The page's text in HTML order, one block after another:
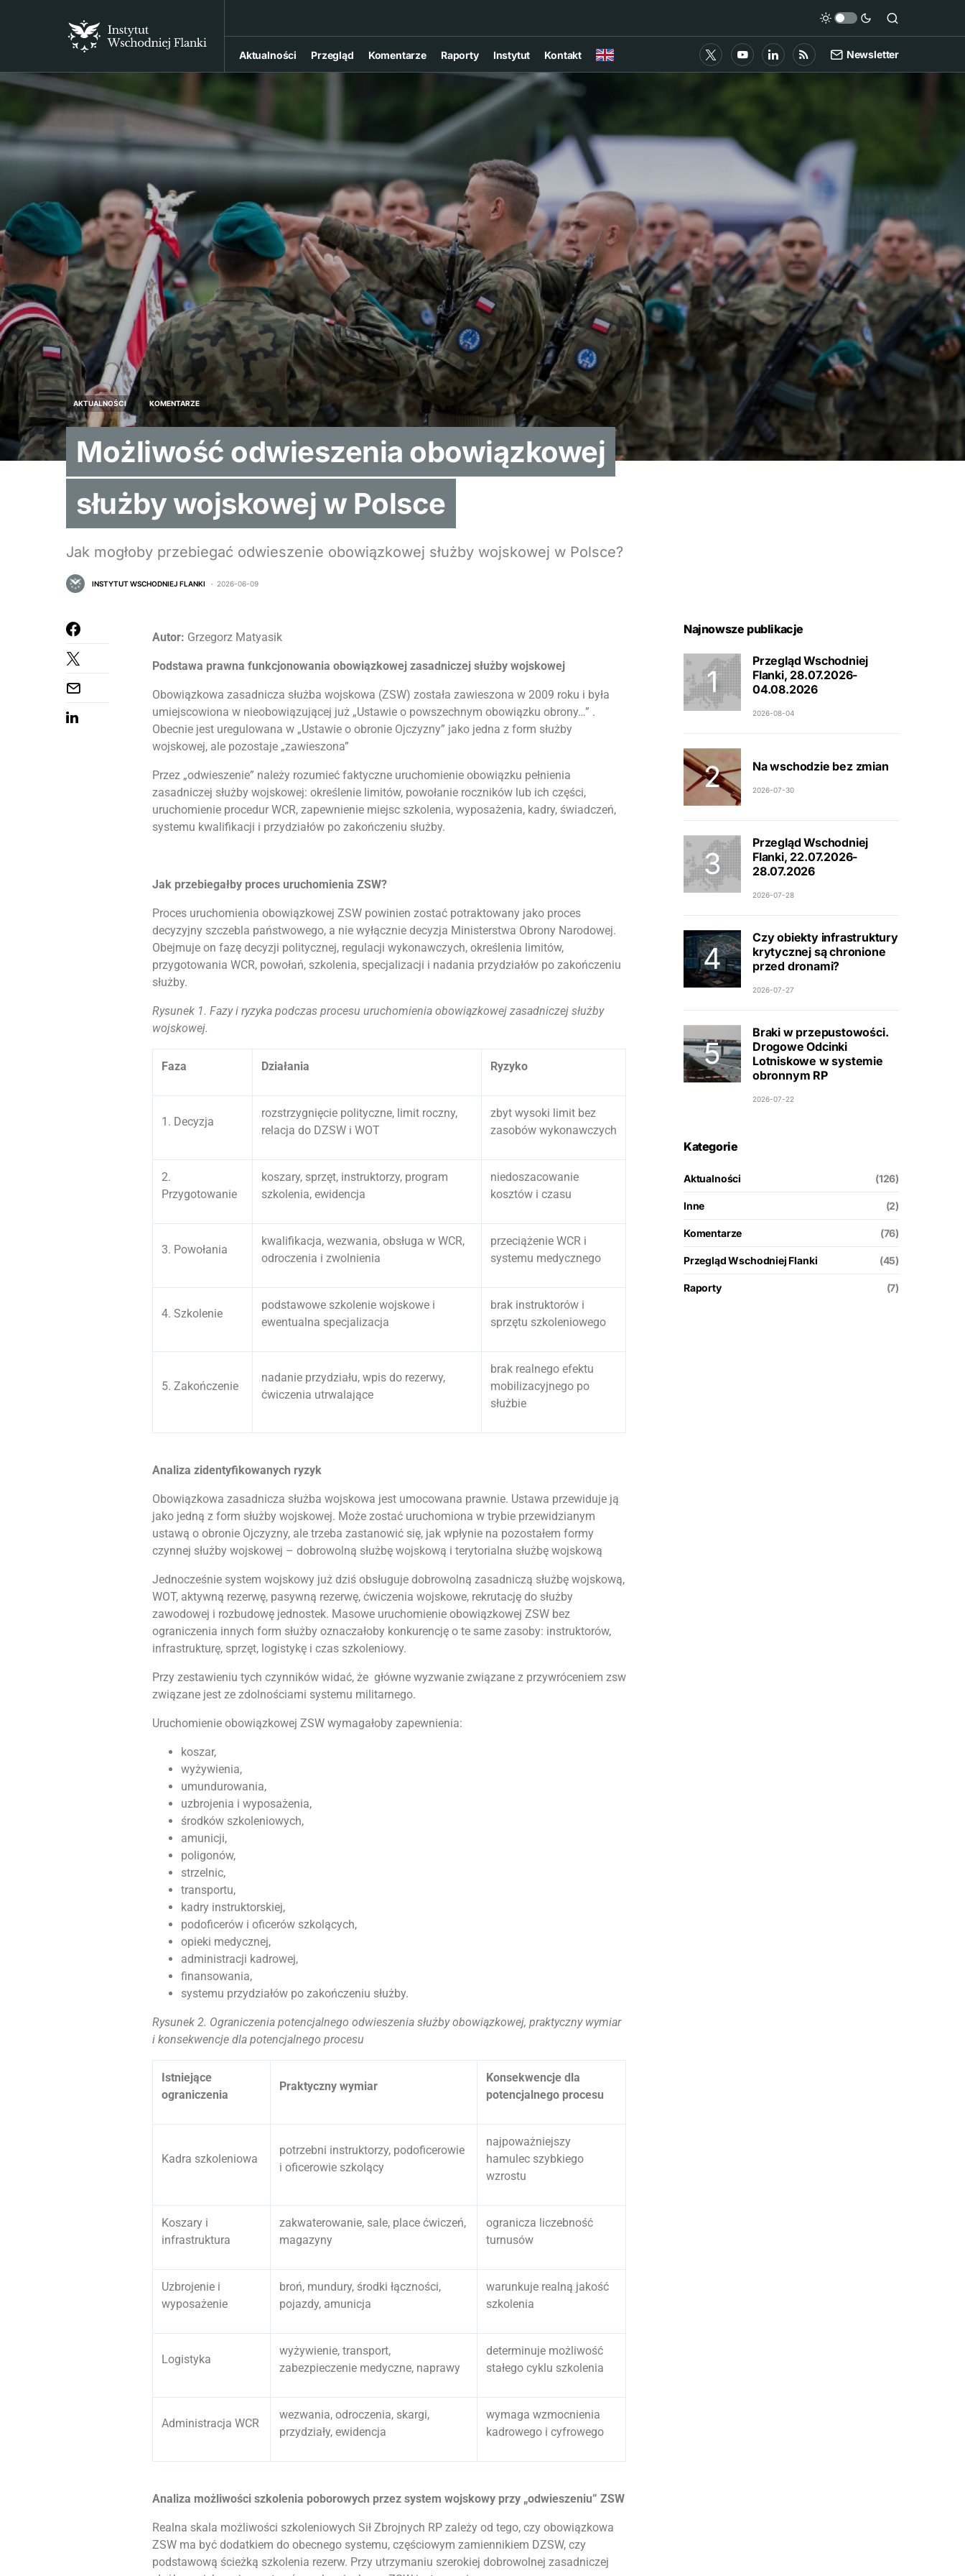
Aktualności Przegląd Komentarze Raporty Instytut Kontakt Newsletter
AKTUALNOŚCI KOMENTARZE
Możliwość odwieszenia obowiązkowej
służby wojskowej w Polsce
Jak mogłoby przebiegać odwieszenie obowiązkowej służby wojskowej w Polsce?
INSTYTUT WSCHODNIEJ FLANKI 2026-06-09
Autor: Grzegorz Matyasik
Podstawa prawna funkcjonowania obowiązkowej zasadniczej służby wojskowej
Obowiązkowa zasadnicza służba wojskowa (ZSW) została zawieszona w 2009 roku i była
umiejscowiona w nieobowiązującej już „Ustawie o powszechnym obowiązku obrony…” .
Obecnie jest uregulowana w „Ustawie o obronie Ojczyzny” jako jedna z form służby
wojskowej, ale pozostaje „zawieszona”
Przez „odwieszenie” należy rozumieć faktyczne uruchomienie obowiązku pełnienia
zasadniczej służby wojskowej: określenie limitów, powołanie roczników lub ich części,
uruchomienie procedur WCR, zapewnienie miejsc szkolenia, wyposażenia, kadry, świadczeń,
systemu kwalifikacji i przydziałów po zakończeniu służby.
Jak przebiegałby proces uruchomienia ZSW?
Proces uruchomienia obowiązkowej ZSW powinien zostać potraktowany jako proces
decyzyjny szczebla państwowego, a nie wyłącznie decyzja Ministerstwa Obrony Narodowej.
Obejmuje on fazę decyzji politycznej, regulacji wykonawczych, określenia limitów,
przygotowania WCR, powołań, szkolenia, specjalizacji i nadania przydziałów po zakończeniu
służby.
Rysunek 1. Fazy i ryzyka podczas procesu uruchomienia obowiązkowej zasadniczej służby
wojskowej.
Faza Działania Ryzyko
1. Decyzja
rozstrzygnięcie polityczne, limit roczny,
relacja do DZSW i WOT
zbyt wysoki limit bez
zasobów wykonawczych
2.
Przygotowanie
koszary, sprzęt, instruktorzy, program
szkolenia, ewidencja
niedoszacowanie
kosztów i czasu
3. Powołania
kwalifikacja, wezwania, obsługa w WCR,
odroczenia i zwolnienia
przeciążenie WCR i
systemu medycznego
4. Szkolenie
podstawowe szkolenie wojskowe i
ewentualna specjalizacja
brak instruktorów i
sprzętu szkoleniowego
5. Zakończenie
nadanie przydziału, wpis do rezerwy,
ćwiczenia utrwalające
brak realnego efektu
mobilizacyjnego po
służbie
Analiza zidentyfikowanych ryzyk
Obowiązkowa zasadnicza służba wojskowa jest umocowana prawnie. Ustawa przewiduje ją
jako jedną z form służby wojskowej. Może zostać uruchomiona w trybie przewidzianym
ustawą o obronie Ojczyzny, ale trzeba zastanowić się, jak wpłynie na pozostałem formy
czynnej służby wojskowej – dobrowolną służbę wojskową i terytorialna służbę wojskową
Jednocześnie system wojskowy już dziś obsługuje dobrowolną zasadniczą służbę wojskową,
WOT, aktywną rezerwę, pasywną rezerwę, ćwiczenia wojskowe, rekrutację do służby
zawodowej i rozbudowę jednostek. Masowe uruchomienie obowiązkowej ZSW bez
ograniczenia innych form służby oznaczałoby konkurencję o te same zasoby: instruktorów,
infrastrukturę, sprzęt, logistykę i czas szkoleniowy.
Przy zestawieniu tych czynników widać, że główne wyzwanie związane z przywróceniem zsw
związane jest ze zdolnościami systemu militarnego.
Uruchomienie obowiązkowej ZSW wymagałoby zapewnienia:
koszar,
wyżywienia,
umundurowania,
uzbrojenia i wyposażenia,
środków szkoleniowych,
amunicji,
poligonów,
strzelnic,
transportu,
kadry instruktorskiej,
podoficerów i oficerów szkolących,
opieki medycznej,
administracji kadrowej,
finansowania,
systemu przydziałów po zakończeniu służby.
Rysunek 2. Ograniczenia potencjalnego odwieszenia służby obowiązkowej, praktyczny wymiar
i konsekwencje dla potencjalnego procesu
Istniejące
ograniczenia
Praktyczny wymiar
Konsekwencje dla
potencjalnego procesu
Kadra szkoleniowa
potrzebni instruktorzy, podoficerowie
i oficerowie szkolący
najpoważniejszy
hamulec szybkiego
wzrostu
Koszary i
infrastruktura
zakwaterowanie, sale, place ćwiczeń,
magazyny
ogranicza liczebność
turnusów
Uzbrojenie i
wyposażenie
broń, mundury, środki łączności,
pojazdy, amunicja
warunkuje realną jakość
szkolenia
Logistyka
wyżywienie, transport,
zabezpieczenie medyczne, naprawy
determinuje możliwość
stałego cyklu szkolenia
Administracja WCR
wezwania, odroczenia, skargi,
przydziały, ewidencja
wymaga wzmocnienia
kadrowego i cyfrowego
Analiza możliwości szkolenia poborowych przez system wojskowy przy „odwieszeniu” ZSW
Realna skala możliwości szkoleniowych Sił Zbrojnych RP zależy od tego, czy obowiązkowa
ZSW ma być dodatkiem do obecnego systemu, częściowym zamiennikiem DZSW, czy
podstawową ścieżką szkolenia rezerw. Przy utrzymaniu szerokiej dobrowolnej zasadniczej
Najnowsze publikacje
Przegląd Wschodniej
Flanki, 28.07.2026-
04.08.2026
2026-08-04
Na wschodzie bez zmian
2026-07-30
Przegląd Wschodniej
Flanki, 22.07.2026-
28.07.2026
2026-07-28
Czy obiekty infrastruktury
krytycznej są chronione
przed dronami?
2026-07-27
Braki w przepustowości.
Drogowe Odcinki
Lotniskowe w systemie
obronnym RP
2026-07-22
Kategorie
Aktualności (126)
Inne (2)
Komentarze (76)
Przegląd Wschodniej Flanki (45)
Raporty (7)